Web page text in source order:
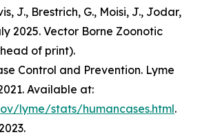
J., Brestrich, G., Moisi, J., Jodar,
2025. Vector Borne Zoonotic
of print).
Control and Prevention. Lyme
Available at:
lyme/stats/humancases.html.